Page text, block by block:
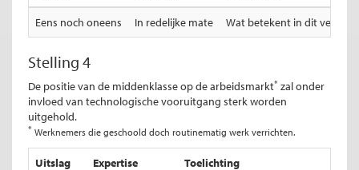
Eens noch oneens In redelijke mate Wat betekent in dit
Stelling 4
De positie van de middenklasse op de arbeidsmarkt* zal onder
invloed van technologische vooruitgang sterk worden
uitgehold.
* Werknemers die geschoold doch routinematig werk verrichten.
Uitslag Expertise Toelichting